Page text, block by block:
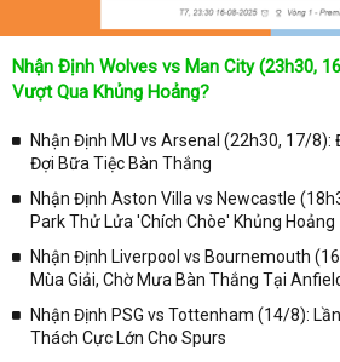
Nhận Định Wolves vs Man City (23h30,
Vượt Qua Khủng Hoảng?
Nhận Định MU vs Arsenal (22h30, 17/8):
Đợi Bữa Tiệc Bàn Thắng
Nhận Định Aston Villa vs Newcastle
Park Thử Lửa 'Chích Chòe' Khủng Hoảng
Nhận Định Liverpool vs Bournemouth
Mùa Giải, Chờ Mưa Bàn Thắng Tại
Nhận Định PSG vs Tottenham (14/8):
Thách Cực Lớn Cho Spurs